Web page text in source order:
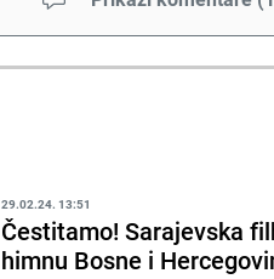
29.02.24. 13:51
Čestitamo! Sarajevska
himnu Bosne i